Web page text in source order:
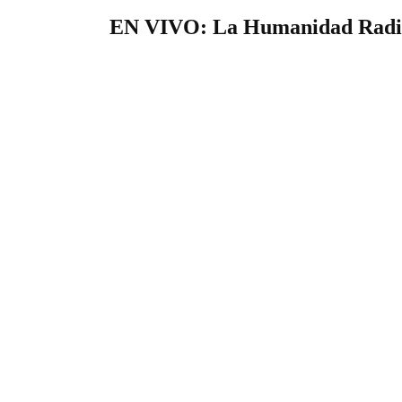
EN VIVO: La Humanidad